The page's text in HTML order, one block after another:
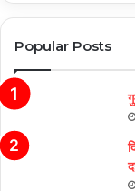
Popular Posts